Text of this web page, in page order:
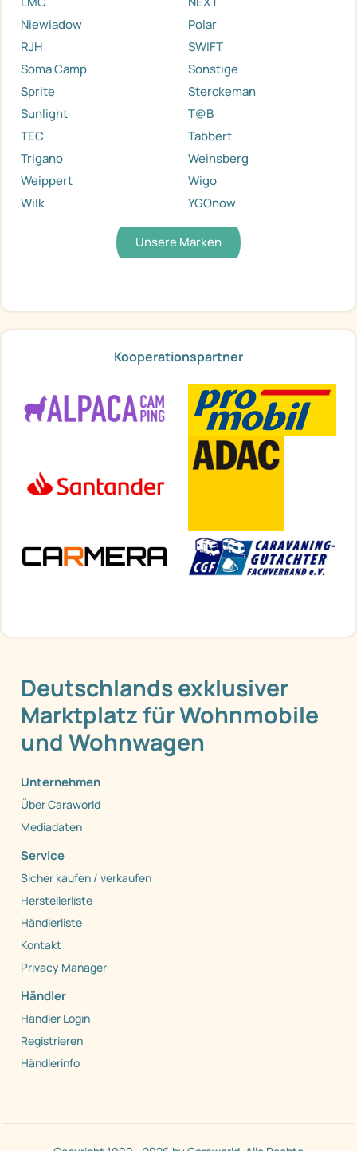
Niewiadow
Polar
RJH
SWIFT
Soma Camp
Sonstige
Sprite
Sterckeman
Sunlight
T@B
TEC
Tabbert
Trigano
Weinsberg
Weippert
Wigo
Wilk
YGOnow
Unsere Marken
Kooperationspartner
Deutschlands exklusiver
Marktplatz für Wohnmobile
und Wohnwagen
Unternehmen
Über Caraworld
Mediadaten
Service
Sicher kaufen / verkaufen
Herstellerliste
Händlerliste
Kontakt
Privacy Manager
Händler
Händler Login
Registrieren
Händlerinfo